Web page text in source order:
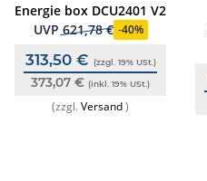
Energie box DCU2401 V2
UVP 621,78 € -40%
313,50 € (zzgl. 19% USt.)
373,07 € (inkl. 19% USt.)
(zzgl.Versand)